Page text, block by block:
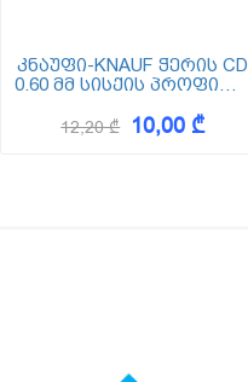
კნაუფი-KNAUF ჭერის CD
0.60 მმ სისქის პროფილი
12,20 ₾ 10,00 ₾